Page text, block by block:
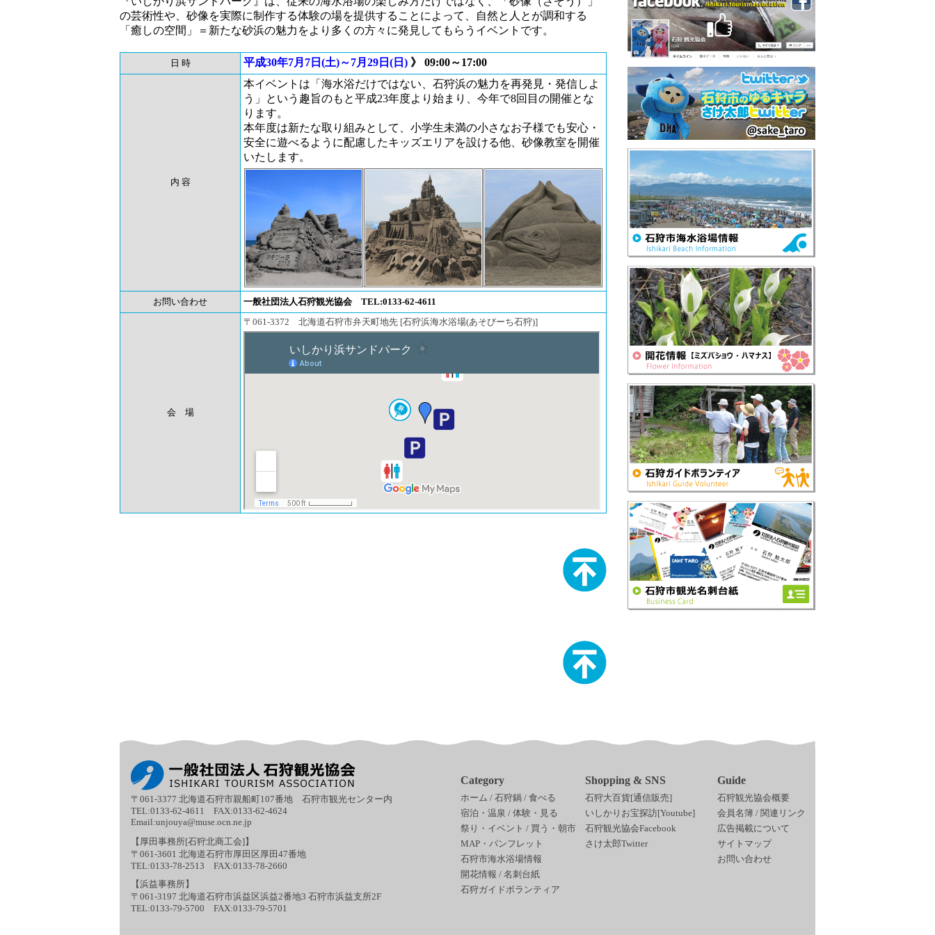
の芸術性や、砂像を実際に制作する体験の場を提供することによって、自然と人とが調和する
「癒しの空間」＝新たな砂浜の魅力をより多くの方々に発見してもらうイベントです。
日 時 平成30年7月7日(土)～7月29日(日) 》 09:00～17:00
内 容
本イベントは「海水浴だけではない、石狩浜の魅力を再発見・発信しよ
う」という趣旨のもと平成23年度より始まり、今年で8回目の開催とな
ります。
本年度は新たな取り組みとして、小学生未満の小さなお子様でも安心・
安全に遊べるように配慮したキッズエリアを設ける他、砂像教室を開催
いたします。
お問い合わせ 一般社団法人石狩観光協会 TEL:0133-62-4611
会 場
〒061-3372 北海道石狩市弁天町地先 [石狩浜海水浴場(あそびーち石狩)]
〒061-3377 北海道石狩市親船町107番地 石狩市観光センター内
TEL:0133-62-4611 FAX:0133-62-4624
Email:unjouya@muse.ocn.ne.jp
【厚田事務所[石狩北商工会]】
〒061-3601 北海道石狩市厚田区厚田47番地
TEL:0133-78-2513 FAX:0133-78-2660
【浜益事務所】
〒061-3197 北海道石狩市浜益区浜益2番地3 石狩市浜益支所2F
TEL:0133-79-5700 FAX:0133-79-5701
Category
ホーム / 石狩鍋 / 食べる
宿泊・温泉 / 体験・見る
祭り・イベント / 買う・朝市
MAP・パンフレット
石狩市海水浴場情報
開花情報 / 名刺台紙
石狩ガイドボランティア
Shopping & SNS
石狩大百貨[通信販売]
いしかりお宝探訪[Youtube]
石狩観光協会Facebook
さけ太郎Twitter
Guide
石狩観光協会概要
会員名簿 / 関連リンク
広告掲載について
サイトマップ
お問い合わせ